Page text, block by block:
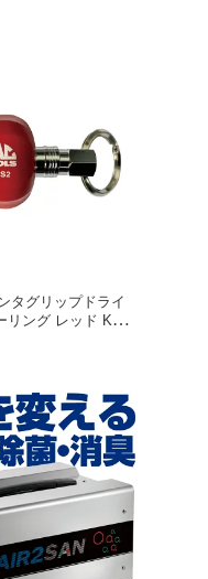
タグリップドライ
リング レッド KHD